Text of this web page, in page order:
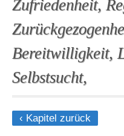
Zufriedenheit,
Bereitwilligkeit,
Selbstsucht,
‹ Kapitel zurück